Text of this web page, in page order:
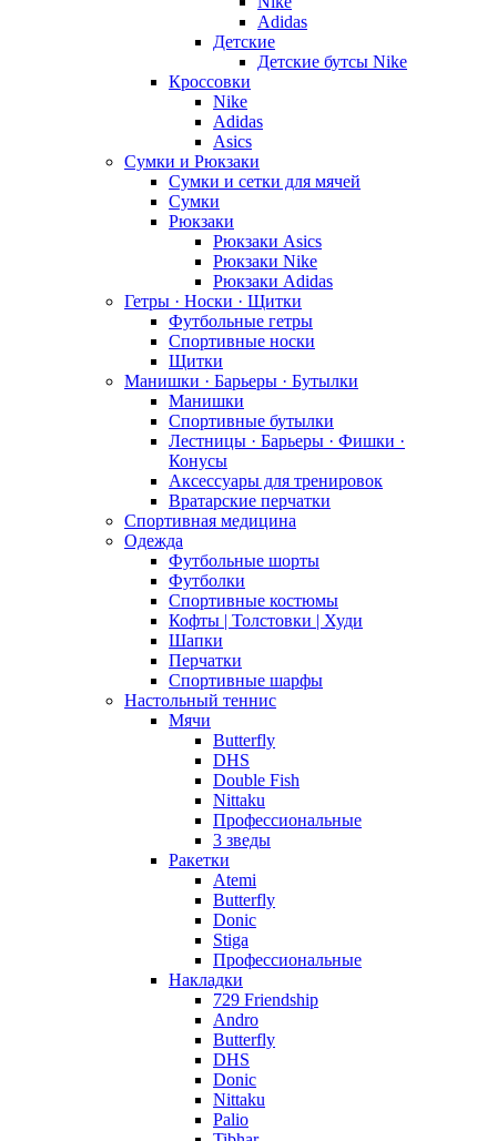
Adidas
Детские
Детские бутсы Nike
Кроссовки
Nike
Adidas
Asics
Сумки и Рюкзаки
Сумки и сетки для мячей
Сумки
Рюкзаки
Рюкзаки Asics
Рюкзаки Nike
Рюкзаки Adidas
Гетры · Носки · Щитки
Футбольные гетры
Спортивные носки
Щитки
Манишки · Барьеры · Бутылки
Манишки
Спортивные бутылки
Лестницы · Барьеры · Фишки ·
Конусы
Аксессуары для тренировок
Вратарские перчатки
Спортивная медицина
Одежда
Футбольные шорты
Футболки
Спортивные костюмы
Кофты | Толстовки | Худи
Шапки
Перчатки
Спортивные шарфы
Настольный теннис
Мячи
Butterfly
DHS
Double Fish
Nittaku
Профессиональные
3 зведы
Ракетки
Atemi
Butterfly
Donic
Stiga
Профессиональные
Накладки
729 Friendship
Andro
Butterfly
DHS
Donic
Nittaku
Palio